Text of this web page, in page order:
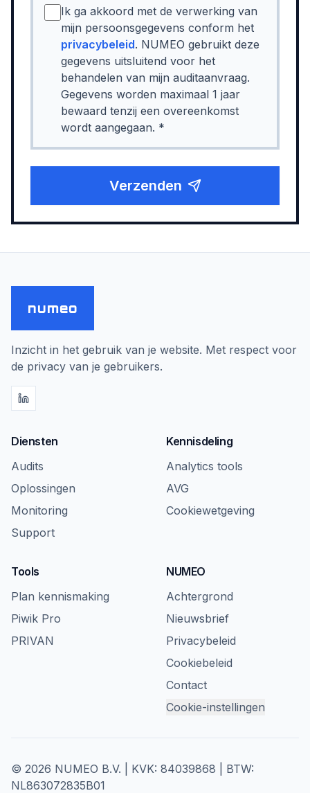
Ik ga akkoord met de verwerking van
mijn persoonsgegevens conform het
privacybeleid. NUMEO gebruikt deze
gegevens uitsluitend voor het
behandelen van mijn auditaanvraag.
Gegevens worden maximaal 1 jaar
bewaard tenzij een overeenkomst
wordt aangegaan. *
Verzenden
numeo
Inzicht in het gebruik van je website. Met respect voor
de privacy van je gebruikers.
Diensten
Audits
Oplossingen
Monitoring
Support
Kennisdeling
Analytics tools
AVG
Cookiewetgeving
Tools
Plan kennismaking
Piwik Pro
PRIVAN
NUMEO
Achtergrond
Nieuwsbrief
Privacybeleid
Cookiebeleid
Contact
Cookie-instellingen
© 2026 NUMEO B.V. | KVK: 84039868 | BTW:
NL863072835B01